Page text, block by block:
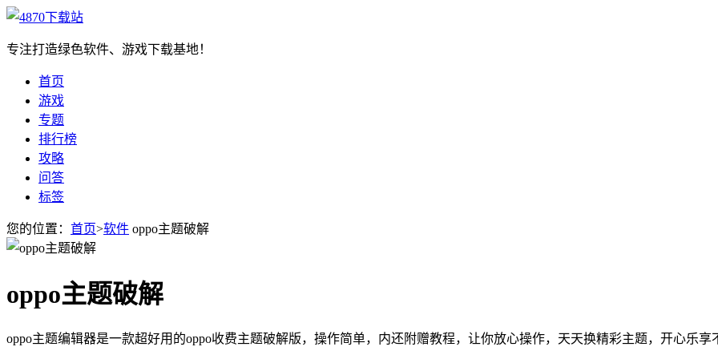
专注打造绿色软件、游戏下载基地！
首页
游戏
专题
排行榜
攻略
问答
标签
您的位置： 首页>软件 oppo主题破解
oppo主题破解
oppo主题编辑器是一款超好用的oppo收费主题破解版，操作简单，内还附赠教程，让你放心操作，天天换精彩主题，开心乐享